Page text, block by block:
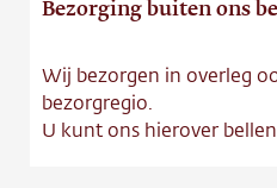
Bezorging buiten ons
Wij bezorgen in overleg
bezorgregio.
U kunt ons hierover bellen